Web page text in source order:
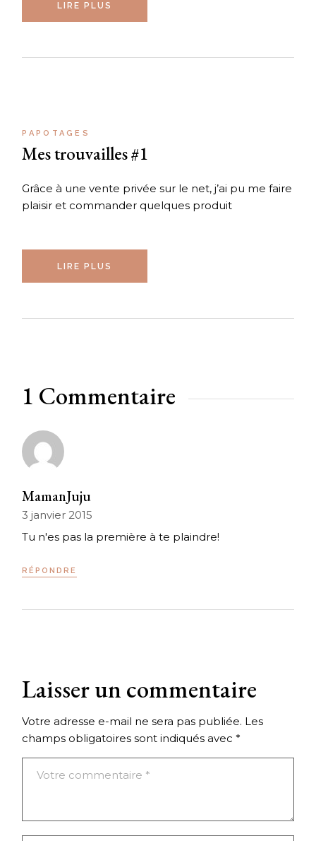
LIRE PLUS
PAPOTAGES
Mes trouvailles #1
Grâce à une vente privée sur le net, j’ai pu me faire
plaisir et commander quelques produit
LIRE PLUS
1 Commentaire
MamanJuju
3 janvier 2015
Tu n'es pas la première à te plaindre!
RÉPONDRE
Laisser un commentaire
Votre adresse e-mail ne sera pas publiée. Les
champs obligatoires sont indiqués avec*